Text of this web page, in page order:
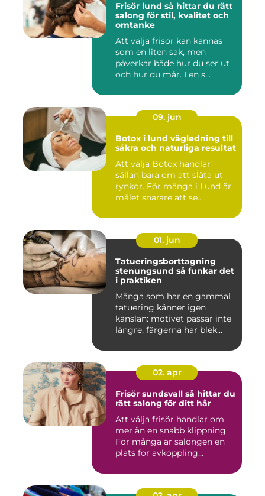
Frisör lund så hittar du rätt
salong för stil, kvalitet och
omtanke
Att välja frisör kan kännas
som en liten sak, men
påverkar både hur du ser ut
och hur du mår. I en s...
09. jun
Botox i lund vägledning till
säkra och naturliga resultat
Att välja Botox handlar
sällan bara om att släta ut
rynkor. För många i Lund är
målet snarare att se...
01. jun
Tatueringsborttagning
stenungsund så funkar det
i praktiken
Många som har en gammal
tatuering känner igen
känslan: motivet passar inte
längre, färgerna har blek...
02. apr
Frisör sundsvall så hittar du
rätt salong för ditt hår
Att välja frisör handlar om
mer än en snabb klippning.
För många är salongen en
plats för avkoppling...